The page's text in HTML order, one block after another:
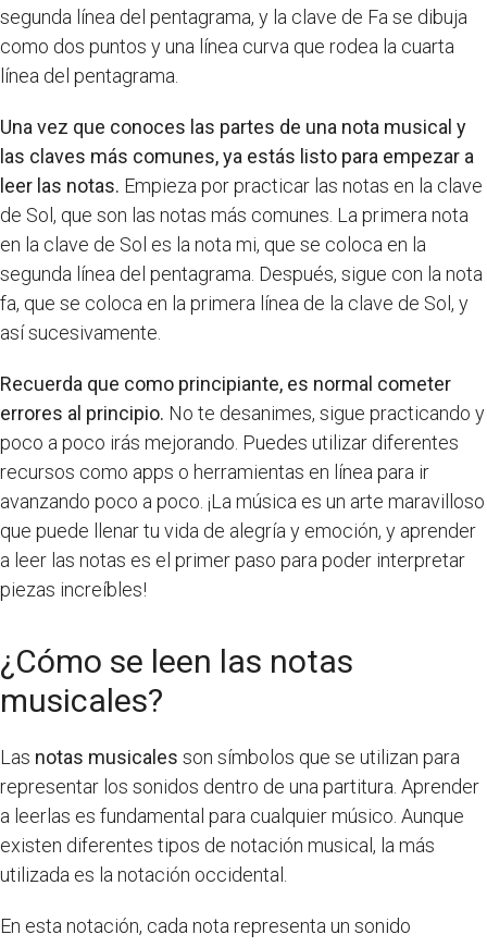
segunda línea del pentagrama, y la clave de Fa se dibuja
como dos puntos y una línea curva que rodea la cuarta
línea del pentagrama.
Una vez que conoces las partes de una nota musical y
las claves más comunes, ya estás listo para empezar a
leer las notas. Empieza por practicar las notas en la clave
de Sol, que son las notas más comunes. La primera nota
en la clave de Sol es la nota mi, que se coloca en la
segunda línea del pentagrama. Después, sigue con la nota
fa, que se coloca en la primera línea de la clave de Sol, y
así sucesivamente.
Recuerda que como principiante, es normal cometer
errores al principio. No te desanimes, sigue practicando y
poco a poco irás mejorando. Puedes utilizar diferentes
recursos como apps o herramientas en línea para ir
avanzando poco a poco. ¡La música es un arte maravilloso
que puede llenar tu vida de alegría y emoción, y aprender
a leer las notas es el primer paso para poder interpretar
piezas increíbles!
¿Cómo se leen las notas
musicales?
Las notas musicales son símbolos que se utilizan para
representar los sonidos dentro de una partitura. Aprender
a leerlas es fundamental para cualquier músico. Aunque
existen diferentes tipos de notación musical, la más
utilizada es la notación occidental.
En esta notación, cada nota representa un sonido